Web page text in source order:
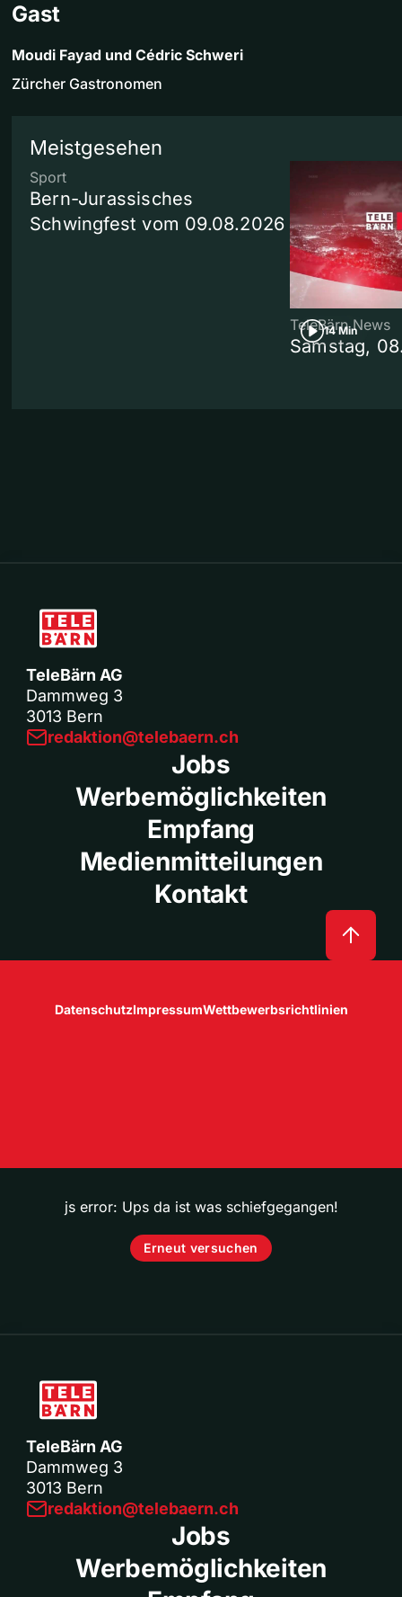
Gast
Moudi Fayad und Cédric Schweri
Zürcher Gastronomen
Meistgesehen
Sport
Bern-Jurassisches
Schwingfest vom 09.08.2026
14 Min
TeleBärn News
Samstag,
TeleBärn AG
Dammweg 3
3013 Bern
redaktion@telebaern.ch
Jobs
Werbemöglichkeiten
Empfang
Medienmitteilungen
Kontakt
DatenschutzImpressumWettbewerbsrichtlinien
js error: Ups da ist was schiefgegangen!
Erneut versuchen
TeleBärn AG
Dammweg 3
3013 Bern
redaktion@telebaern.ch
Jobs
Werbemöglichkeiten